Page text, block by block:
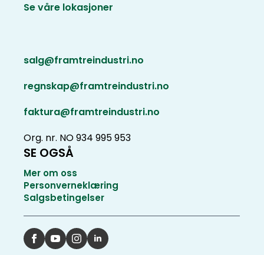
Se våre lokasjoner
salg@framtreindustri.no
regnskap@framtreindustri.no
faktura@framtreindustri.no
Org. nr. NO 934 995 953
SE OGSÅ
Mer om oss
Personverneklæring
Salgsbetingelser